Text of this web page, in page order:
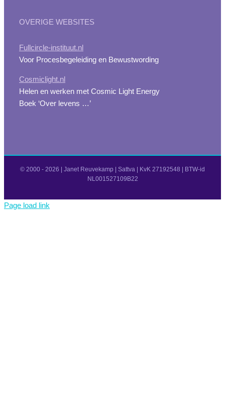
OVERIGE WEBSITES
Fullcircle-instituut.nl
Voor Procesbegeleiding en Bewustwording
Cosmiclight.nl
Helen en werken met Cosmic Light Energy
Boek ‘Over levens …’
© 2000 - 2026 | Janet Reuvekamp | Sattva | KvK 27192548 | BTW-id
NL001527109B22
Page load link